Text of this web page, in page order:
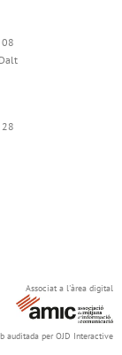
Associat a l'àrea digital
auditada per OJD Interactive